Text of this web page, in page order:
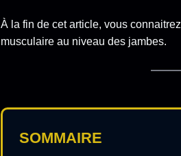
À la fin de cet article, vous connaitrez
musculaire au niveau des jambes.
SOMMAIRE